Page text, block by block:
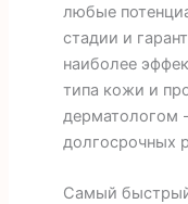
любые
стадии и
наиболее
типа кожи и
дерматологом
долгосрочных
Самый